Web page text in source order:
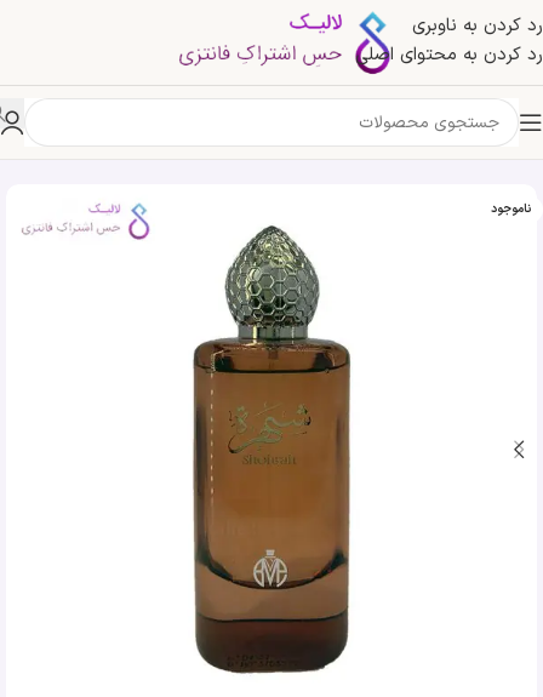
رد کردن به ناوبری
رد کردن به محتوای اصلی
خانه»فروشگاه»ادکلن شهره بلاد المسک | Belad Akmisk Shohrah
ناموجود